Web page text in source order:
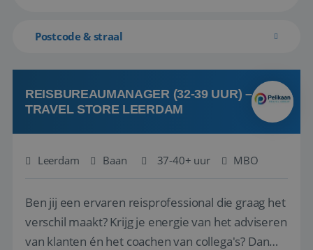
Postcode & straal
REISBUREAUMANAGER (32-39 UUR) –
TRAVEL STORE LEERDAM
Leerdam Baan 37-40+ uur MBO
Ben jij een ervaren reisprofessional die graag het
verschil maakt? Krijg je energie van het adviseren
van klanten én het coachen van collega's? Dan